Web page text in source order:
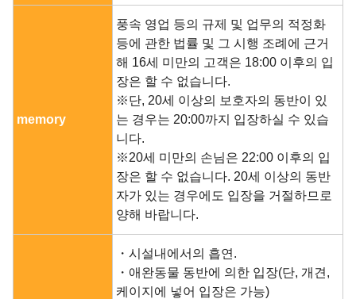
memory
풍속 영업 등의 규제 및 업무의 적정화
등에 관한 법률 및 그 시행 조례에 근거
해 16세 미만의 고객은 18:00 이후의 입
장은 할 수 없습니다.
※단, 20세 이상의 보호자의 동반이 있
는 경우는 20:00까지 입장하실 수 있습
니다.
※20세 미만의 손님은 22:00 이후의 입
장은 할 수 없습니다. 20세 이상의 동반
자가 있는 경우에도 입장을 거절하므로
양해 바랍니다.
・시설내에서의 흡연.
・애완동물 동반에 의한 입장(단, 개견,
케이지에 넣어 입장은 가능)